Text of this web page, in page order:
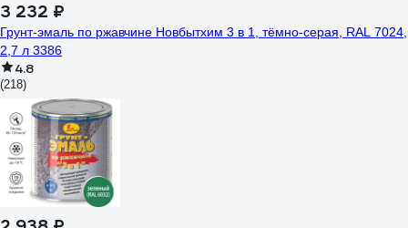
3 232 ₽
Грунт-эмаль по ржавчине Новбытхим 3 в 1, тёмно-серая, RAL 7024,
2,7 л 3386
4.8
(218)